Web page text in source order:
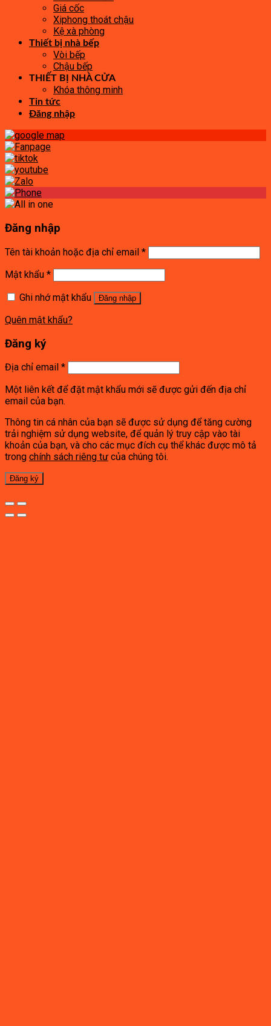
Giá cốc
Xiphong thoát chậu
Kệ xà phòng
Thiết bị nhà bếp
Vòi bếp
Chậu bếp
THIẾT BỊ NHÀ CỬA
Khóa thông minh
Tin tức
Đăng nhập
Đăng nhập
Tên tài khoản hoặc địa chỉ email *
Mật khẩu *
Ghi nhớ mật khẩu
Đăng nhập
Quên mật khẩu?
Đăng ký
Địa chỉ email *
Một liên kết để đặt mật khẩu mới sẽ được gửi đến địa chỉ
email của bạn.
Thông tin cá nhân của bạn sẽ được sử dụng để tăng cường
trải nghiệm sử dụng website, để quản lý truy cập vào tài
khoản của bạn, và cho các mục đích cụ thể khác được mô tả
trong chính sách riêng tư của chúng tôi.
Đăng ký